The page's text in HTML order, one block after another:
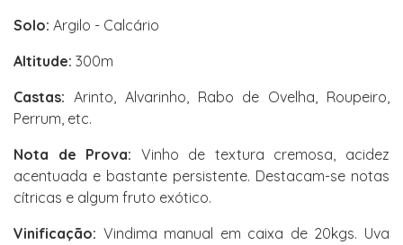
Solo: Argilo - Calcário
Altitude: 300m
Castas: Arinto, Alvarinho, Rabo de Ovelha, Roupeiro,
Perrum, etc.
Nota de Prova: Vinho de textura cremosa, acidez
acentuada e bastante persistente. Destacam-se notas
cítricas e algum fruto exótico.
Vinificação: Vindima manual em caixa de 20kgs. Uva